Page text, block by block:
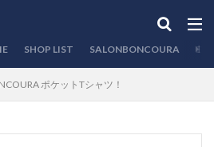
SHOP LIST SALONBONCOURA
ポケットTシャツ！
検索